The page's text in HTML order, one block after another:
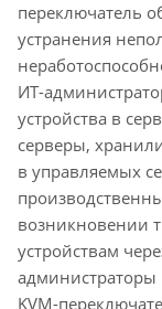
переключатель
устранения
ИТ-
устройства в
серверы,
в управляемых
возникновении
устройствам
администраторы
KVM-